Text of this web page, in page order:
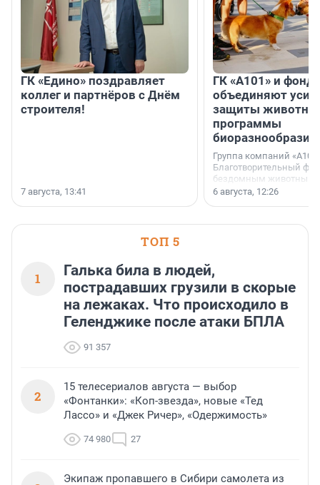
ГК «Едино» поздравляет
коллег и партнёров с Днём
строителя!
7 августа, 13:41
ГК «А101» и фонд
объединяют
защиты
программы
биоразнообразия
Группа компаний
Благотворительный
бездомным животным
заключили соглашение
6 августа, 12:26
ТОП 5
1
Галька била в людей,
пострадавших грузили в скорые
на лежаках. Что происходило в
Геленджике после атаки БПЛА
91 357
2
15 телесериалов августа — выбор
«Фонтанки»: «Коп-звезда», новые «Тед
Лассо» и «Джек Ричер», «Одержимость»
74 980 27
Экипаж пропавшего в Сибири самолета из